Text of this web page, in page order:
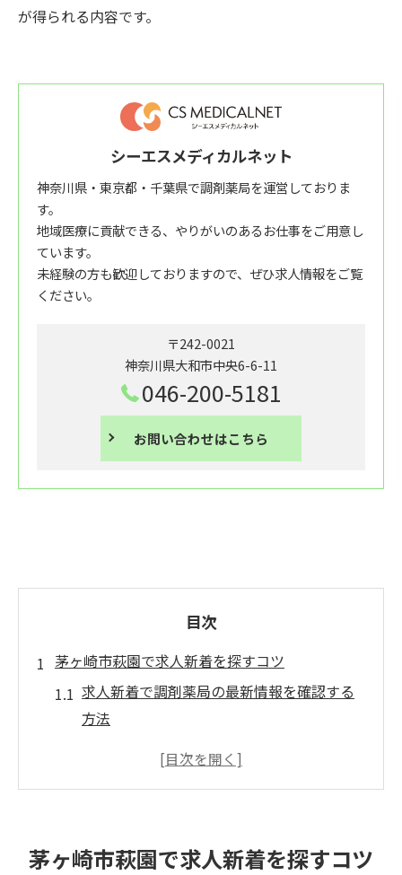
が得られる内容です。
シーエスメディカルネット
神奈川県・東京都・千葉県で調剤薬局を運営しておりま
す。
地域医療に貢献できる、やりがいのあるお仕事をご用意し
ています。
未経験の方も歓迎しておりますので、ぜひ求人情報をご覧
ください。
〒242-0021
神奈川県大和市中央6-6-11
046-200-5181
お問い合わせはこちら
目次
茅ヶ崎市萩園で求人新着を探すコツ
求人新着で調剤薬局の最新情報を確認する
方法
萩園エリアの薬剤師求人を効率的に探すポ
求人新着から理想の調剤薬局と出会う秘訣
茅ヶ崎市萩園で求人新着を探すコツ